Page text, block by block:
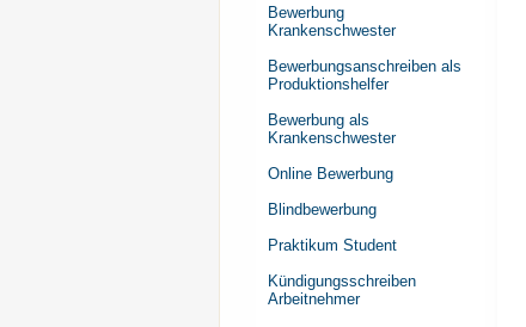
Bewerbung
Krankenschwester
Bewerbungsanschreiben als
Produktionshelfer
Bewerbung als
Krankenschwester
Online Bewerbung
Blindbewerbung
Praktikum Student
Kündigungsschreiben
Arbeitnehmer